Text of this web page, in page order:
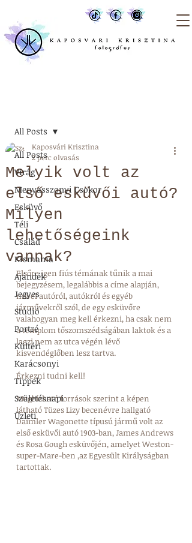
All Posts
Virág
Menyasszonyi Csokor
Esküvő
Téli
Család
Kismama
Ajándék
Jegyes
Stúdió
Portré
Kültéri
Karácsonyi
Tippek
Születésnapi
Üzleti
All Posts
Melyik volt az
első esküvői autó?
Milyen
lehetőségeink
vannak?
Kaposvári Krisztina
2 perc olvasás
Elsőre igen fiús témának tűnik a mai
bejegyzésem, legalábbis a címe alapján,
mivel autóról, autókról és egyéb
járművekről szól, de egy esküvőre
valahogyan meg kell érkezni, ha csak nem
a templom tőszomszédságában laktok és a
lagzi nem az utca végén lévő
kisvendéglőben lesz tartva.
Érkezni tudni kell!
Megbízható források szerint a képen
látható Tüzes Lizy becenévre hallgató
Daimler Wagonette típusú jármű volt az
első esküvői autó 1903-ban, James Andrews
és Rosa Gough esküvőjén, amelyet Weston-
super-Mare-ben ,az Egyesült Királyságban
tartottak.